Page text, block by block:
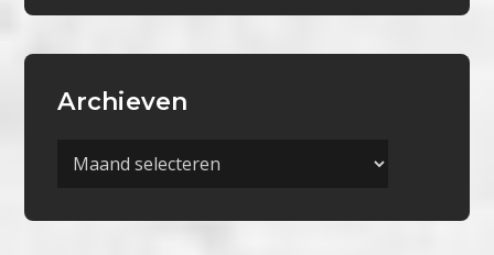
Archieven
Archieven